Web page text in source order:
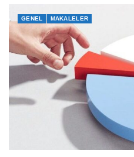
GENEL MAKALELER